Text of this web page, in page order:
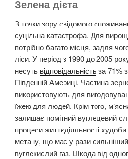
Зелена дієта
З точки зору свідомого
суцільна катастрофа. Для
потрібно багато місця, задля
ліси. У період з 1990 до 2005
несуть відповідальністьза 71%
Південній Америці. Частина
використовують для
їжею для людей. Крім того,
залишає помітний вуглецевий
процеси життєдіяльності
метану, що має у рази
вуглекислий газ. Шкода від